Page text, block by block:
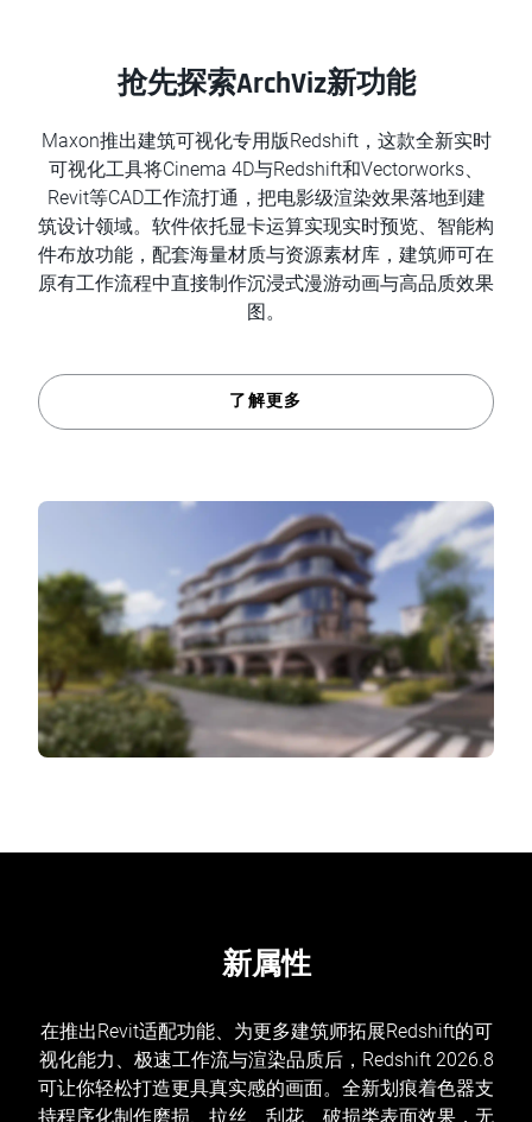
抢先探索ArchViz新功能
Maxon推出建筑可视化专用版Redshift，这款全新实时
可视化工具将Cinema 4D与Redshift和Vectorworks、
Revit等CAD工作流打通，把电影级渲染效果落地到建
筑设计领域。软件依托显卡运算实现实时预览、智能构
件布放功能，配套海量材质与资源素材库，建筑师可在
原有工作流程中直接制作沉浸式漫游动画与高品质效果
图。
了解更多
新属性
在推出Revit适配功能、为更多建筑师拓展Redshift的可
视化能力、极速工作流与渲染品质后，Redshift 2026.8
可让你轻松打造更具真实感的画面。全新划痕着色器支
持程序化制作磨损、拉丝、刮花、破损类表面效果，无